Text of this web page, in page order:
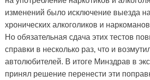
изменений было исключение выезда
хронических алкоголиков и
Но обязательная сдача этих тестов
справки в несколько раз, что и
автолюбителей. В итоге Минздрав в
принял решение перенести эти